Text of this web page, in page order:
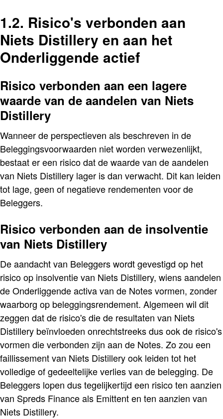
1.2. Risico's verbonden aan
Niets Distillery en aan het
Onderliggende actief
Risico verbonden aan een lagere
waarde van de aandelen van Niets
Distillery
Wanneer de perspectieven als beschreven in de
Beleggingsvoorwaarden niet worden verwezenlijkt,
bestaat er een risico dat de waarde van de aandelen
van Niets Distillery lager is dan verwacht. Dit kan leiden
tot lage, geen of negatieve rendementen voor de
Beleggers.
Risico verbonden aan de insolventie
van Niets Distillery
De aandacht van Beleggers wordt gevestigd op het
risico op insolventie van Niets Distillery, wiens aandelen
de Onderliggende activa van de Notes vormen, zonder
waarborg op beleggingsrendement. Algemeen wil dit
zeggen dat de risico's die de resultaten van Niets
Distillery beïnvloeden onrechtstreeks dus ook de risico's
vormen die verbonden zijn aan de Notes. Zo zou een
faillissement van Niets Distillery ook leiden tot het
volledige of gedeeltelijke verlies van de belegging. De
Beleggers lopen dus tegelijkertijd een risico ten aanzien
van Spreds Finance als Emittent en ten aanzien van
Niets Distillery.